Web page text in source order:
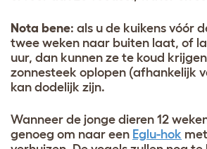
Nota bene: als u de kuikens vóór
twee weken naar buiten laat, of
uur, dan kunnen ze te koud
zonnesteek oplopen (afhankelijk
kan dodelijk zijn.
Wanneer de jonge dieren 12
genoeg om naar een Eglu-hok met